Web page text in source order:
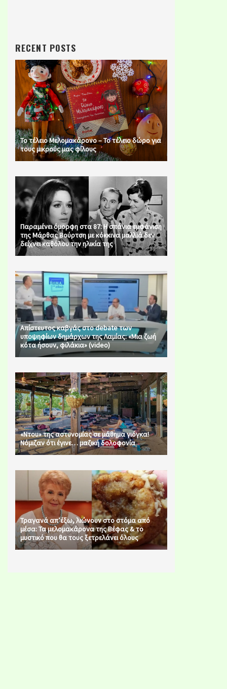
RECENT POSTS
Το τέλειο Μελομακάρονο – Το τέλειο δώρο για
τους μικρούς μας φίλους
Παραμένει όμορφη στα 87: Η σπάνια εμφάνιση
της Μάρθας Βούρτση με κόκκινα μαλλιά δεν
δείχνει καθόλου την ηλικία της
Απίστευτος καβγάς στο debate των
υποψηφίων δημάρχων της Λαμίας: «Μια ζωή
κότα ήσουν, φιλάκια» (video)
«Ντου» της αστυνομίας σε μάθημα γιόγκα!
Νόμιζαν ότι έγινε… μαζική δολοφονία
Τραγανά απ’έξω, λιώνουν στο στόμα από
μέσα: Τα μελομακάρονα της Βέφας & το
μυστικό που θα τους ξετρελάνει όλους